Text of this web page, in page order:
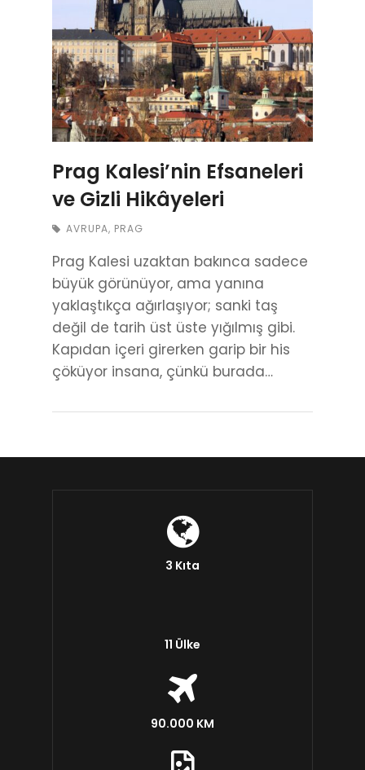
Prag Kalesi’nin Efsaneleri
ve Gizli Hikâyeleri
AVRUPA, PRAG
Prag Kalesi uzaktan bakınca sadece
büyük görünüyor, ama yanına
yaklaştıkça ağırlaşıyor; sanki taş
değil de tarih üst üste yığılmış gibi.
Kapıdan içeri girerken garip bir his
çöküyor insana, çünkü burada…
3 Kıta
11 Ülke
90.000 KM